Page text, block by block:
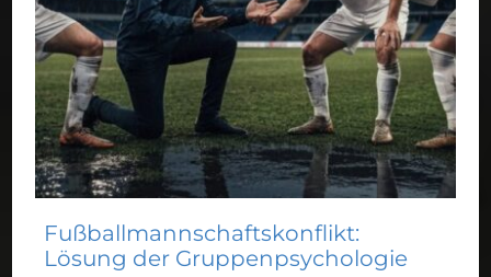
Fußballmannschaftskonflikt:
Lösung der Gruppenpsychologie